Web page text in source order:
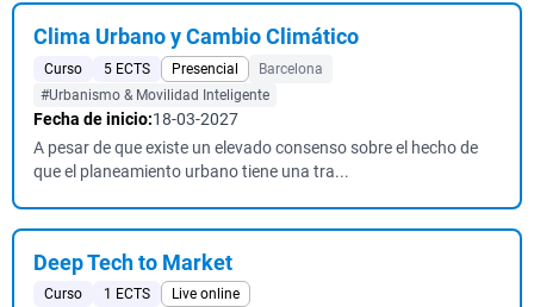
Clima Urbano y Cambio Climático
Curso 5 ECTS Presencial
Barcelona
#Urbanismo & Movilidad Inteligente
Fecha de inicio:18-03-2027
A pesar de que existe un elevado consenso sobre el hecho de
que el planeamiento urbano tiene una tra...
Deep Tech to Market
Curso 1 ECTS
Live online